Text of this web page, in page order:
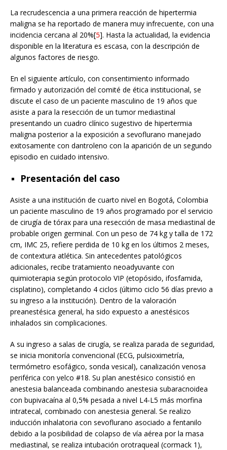
La recrudescencia a una primera reacción de hipertermia
maligna se ha reportado de manera muy infrecuente, con una
incidencia cercana al 20%[5]. Hasta la actualidad, la evidencia
disponible en la literatura es escasa, con la descripción de
algunos factores de riesgo.
En el siguiente artículo, con consentimiento informado
firmado y autorización del comité de ética institucional, se
discute el caso de un paciente masculino de 19 años que
asiste a para la resección de un tumor mediastinal
presentando un cuadro clínico sugestivo de hipertermia
maligna posterior a la exposición a sevoflurano manejado
exitosamente con dantroleno con la aparición de un segundo
episodio en cuidado intensivo.
Presentación del caso
Asiste a una institución de cuarto nivel en Bogotá, Colombia
un paciente masculino de 19 años programado por el servicio
de cirugía de tórax para una resección de masa mediastinal de
probable origen germinal. Con un peso de 74 kg y talla de 172
cm, IMC 25, refiere perdida de 10 kg en los últimos 2 meses,
de contextura atlética. Sin antecedentes patológicos
adicionales, recibe tratamiento neoadyuvante con
quimioterapia según protocolo VIP (etopósido, ifosfamida,
cisplatino), completando 4 ciclos (último ciclo 56 días previo a
su ingreso a la institución). Dentro de la valoración
preanestésica general, ha sido expuesto a anestésicos
inhalados sin complicaciones.
A su ingreso a salas de cirugía, se realiza parada de seguridad,
se inicia monitoría convencional (ECG, pulsioximetría,
termómetro esofágico, sonda vesical), canalización venosa
periférica con yelco #18. Su plan anestésico consistió en
anestesia balanceada combinando anestesia subaracnoidea
con bupivacaína al 0,5% pesada a nivel L4-L5 más morfina
intratecal, combinado con anestesia general. Se realizo
inducción inhalatoria con sevoflurano asociado a fentanilo
debido a la posibilidad de colapso de vía aérea por la masa
mediastinal, se realiza intubación orotraqueal (cormack 1),